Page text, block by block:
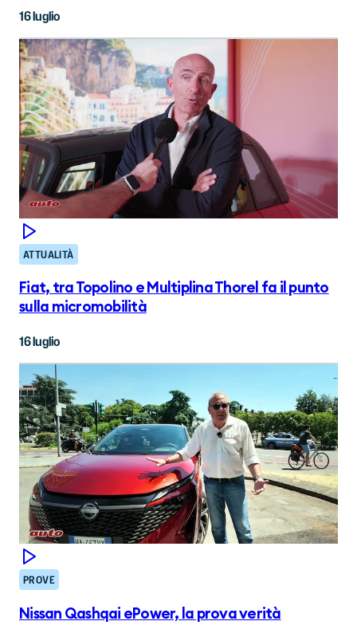
16 luglio
ATTUALITÀ
Fiat, tra Topolino e Multiplina Thorel fa il punto
sulla micromobilità
16 luglio
PROVE
Nissan Qashqai ePower, la prova verità